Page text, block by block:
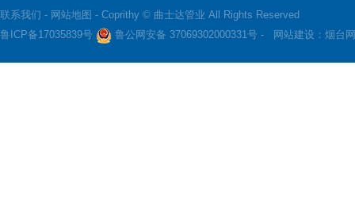
联系我们 - 网站地图 - Coprithy © 曲士达管业 All Rights Reserved
鲁ICP备17035839号
鲁公网安备 37069302000331号 - 网站建设： 烟台